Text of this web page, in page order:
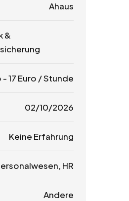
Ahaus
&
-17 Euro / Stunde
02/10/2026
Keine Erfahrung
HR
Andere